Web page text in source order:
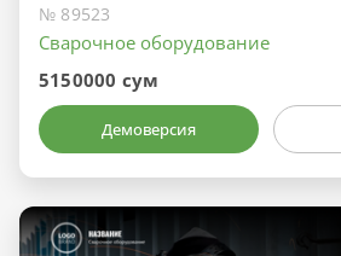
№ 89523
Сварочное оборудование
5150000 сум
Демоверсия